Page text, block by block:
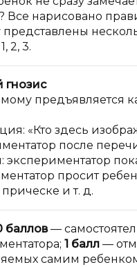
Все нарисовано
2, 3.
гнозис
предъявляется
«Кто здесь
после
экспериментатор
просит
и т. д.
баллов—
1 балл —
самим